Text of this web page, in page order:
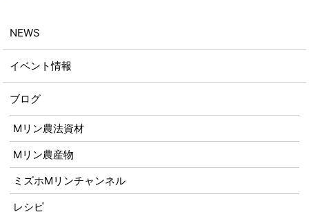
NEWS
イベント情報
ブログ
Mリン農法資材
Mリン農産物
ミズホMリンチャンネル
レシピ